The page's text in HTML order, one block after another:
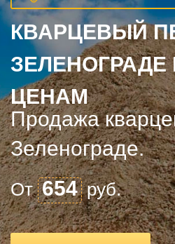
КВАРЦЕВЫЙ
ЦЕНАМ
Продажа
Зеленограде.
От 654 руб.